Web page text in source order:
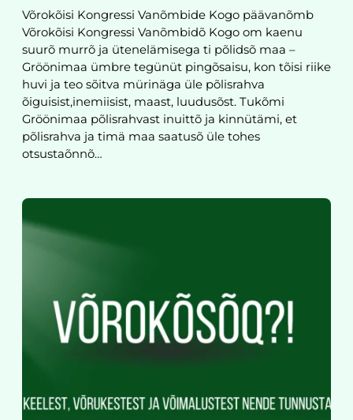
Võrokõisi Kongressi Vanõmbide Kogo päävanõmb
Võrokõisi Kongressi Vanõmbidõ Kogo om kaenu
suurõ murrõ ja ütenelämisega ti põlidsõ maa –
Gröönimaa ümbre tegünüt pingõsaisu, kon tõisi riike
huvi ja teo sõitva mürinäga üle põlisrahva
õiguisist,inemiisist, maast, luudusõst. Tukõmi
Gröönimaa põlisrahvast inuittõ ja kinnütämi, et
põlisrahva ja timä maa saatusõ üle tohes
otsustaõnnõ…